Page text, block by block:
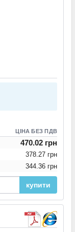
ЦІНА БЕЗ ПДВ
470.02 грн
378.27 грн
344.36 грн
купити